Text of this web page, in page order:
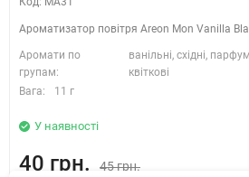
Ароматизатор повітря Areon Mon Vanilla
Аромати по
групам:
ванільні, східні,
квіткові
Вага:
11 г
У наявності
40 грн. 45 грн.